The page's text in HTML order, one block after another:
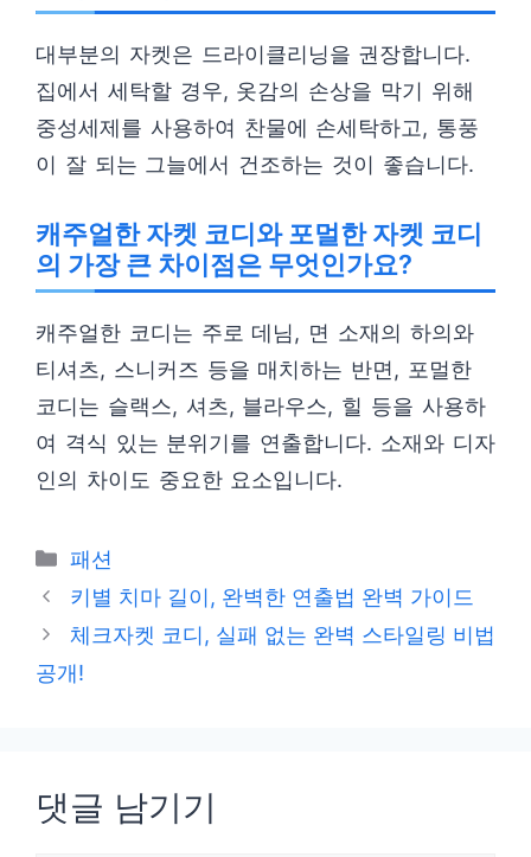
대부분의 자켓은 드라이클리닝을 권장합니다.
집에서 세탁할 경우, 옷감의 손상을 막기 위해
중성세제를 사용하여 찬물에 손세탁하고, 통풍
이 잘 되는 그늘에서 건조하는 것이 좋습니다.
캐주얼한 자켓 코디와 포멀한 자켓 코디
의 가장 큰 차이점은 무엇인가요?
캐주얼한 코디는 주로 데님, 면 소재의 하의와
티셔츠, 스니커즈 등을 매치하는 반면, 포멀한
코디는 슬랙스, 셔츠, 블라우스, 힐 등을 사용하
여 격식 있는 분위기를 연출합니다. 소재와 디자
인의 차이도 중요한 요소입니다.
카
테
리
패션
키별 치마 길이, 완벽한 연출법 완벽 가이드
체크자켓 코디, 실패 없는 완벽 스타일링 비법
공개!
댓글 남기기